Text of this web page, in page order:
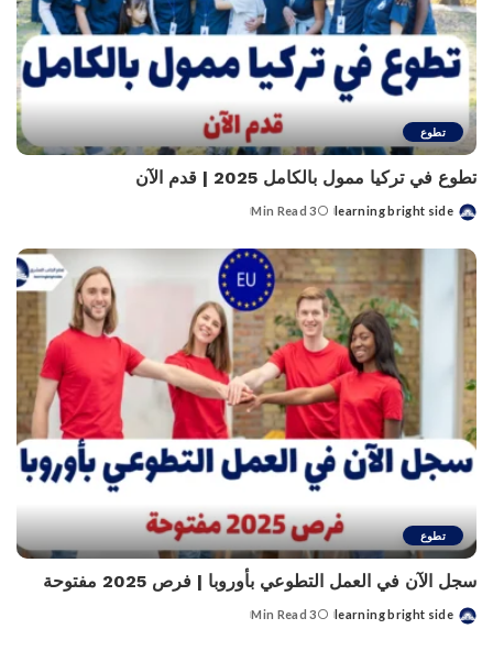
تطوع
تطوع في تركيا ممول بالكامل 2025 | قدم الآن
Posted
learning bright side
3 Min Read
تطوع
سجل الآن في العمل التطوعي بأوروبا | فرص 2025 مفتوحة
Posted
learning bright side
3 Min Read